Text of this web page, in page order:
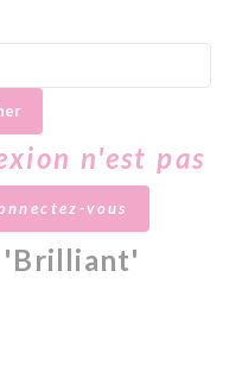
n'est pas
vous
'Brilliant'